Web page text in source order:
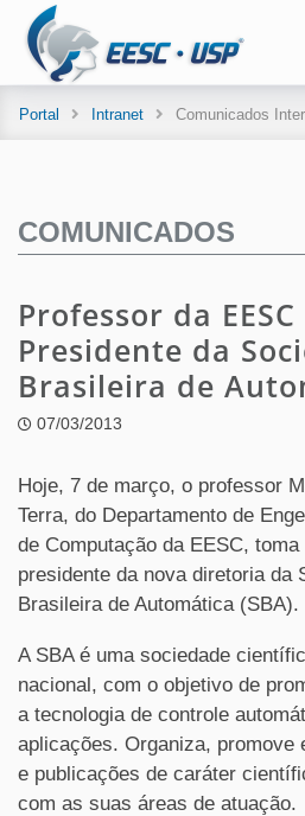
Portal Intranet Comunicados
COMUNICADOS
Professor da
Presidente da
Brasileira de
07/03/2013
Hoje, 7 de março, o professor
Terra, do Departamento de
de Computação da EESC,
presidente da nova diretoria da
Brasileira de Automática (SBA).
A SBA é uma sociedade
nacional, com o objetivo de
a tecnologia de controle
aplicações. Organiza, promove
e publicações de caráter
com as suas áreas de atuação.